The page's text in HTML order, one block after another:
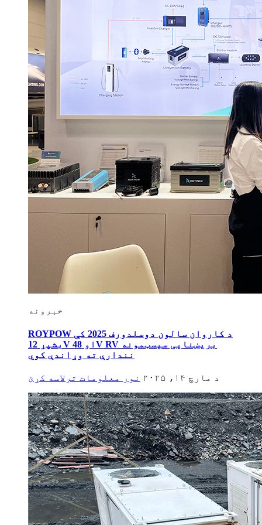
خبرونه
ROYPOW د کاروان سالون دوسلدورف 2025 کې
بشپړ 12V او 48V RV بریښنایی سیسټمونه
نندارې ته وړاندې کوي
د مارچ ۱۴، ۲۰۲۵ نور معلومات ترلاسه کړئ